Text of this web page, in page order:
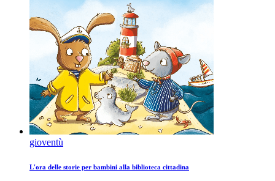
gioventù
L'ora delle storie per bambini alla biblioteca cittadina